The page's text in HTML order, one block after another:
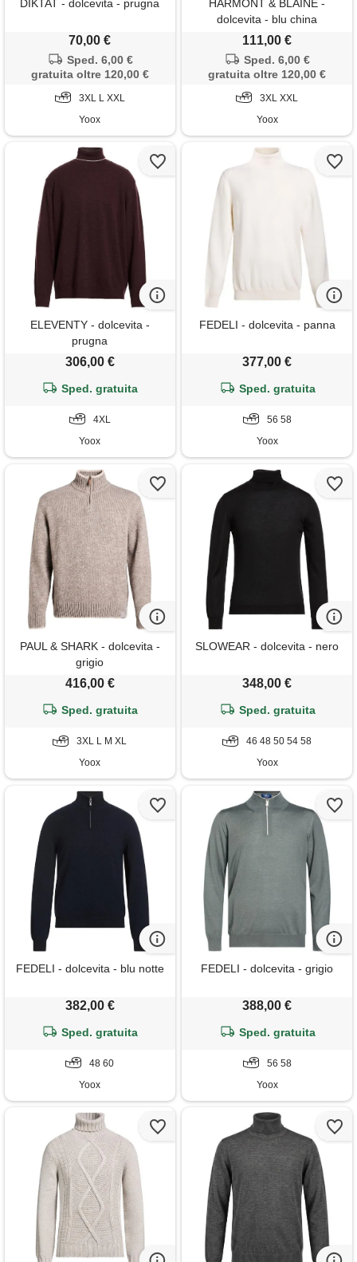
DIKTAT - dolcevita - prugna
70,00 €
Sped. 6,00 €
gratuita oltre 120,00 €
3XL L XXL
Yoox
HARMONT & BLAINE -
dolcevita - blu china
111,00 €
Sped. 6,00 €
gratuita oltre 120,00 €
3XL XXL
Yoox
ELEVENTY - dolcevita -
prugna
306,00 €
Sped. gratuita
4XL
Yoox
FEDELI - dolcevita - panna
377,00 €
Sped. gratuita
56 58
Yoox
PAUL & SHARK - dolcevita -
grigio
416,00 €
Sped. gratuita
3XL L M XL
Yoox
SLOWEAR - dolcevita - nero
348,00 €
Sped. gratuita
46 48 50 54 58
Yoox
FEDELI - dolcevita - blu notte
382,00 €
Sped. gratuita
48 60
Yoox
FEDELI - dolcevita - grigio
388,00 €
Sped. gratuita
56 58
Yoox